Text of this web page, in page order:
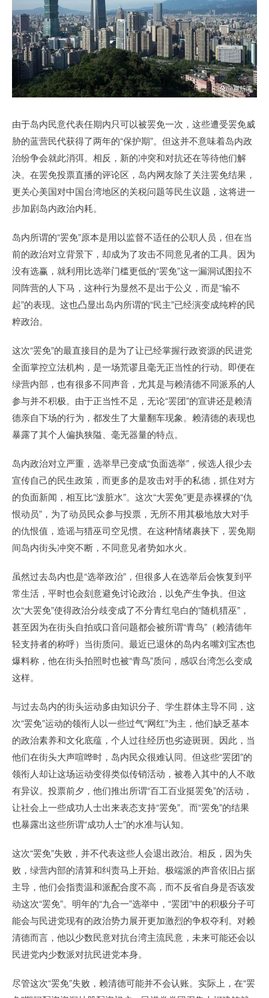
由于岛内民意代表任期内只可以被罢免一次，这些遭受罢免威
胁的蓝营民代获得了两年的“保护期”。但这并不意味着岛内政
治纷争会就此消弭。相反，新的冲突和对抗还在等待他们解
决。在罢免投票直播的评论区，岛内网友除了关注罢免结果，
更关心美国对中国台湾地区的关税问题等民生议题，这将进一
步加剧岛内政治内耗。
岛内所谓的“罢免”原本是用以监督不适任的公职人员，但在当
前的政治对立背景下，却成为了攻击不同意见者的工具。因为
没有选赢，就利用比选举门槛更低的“罢免”这一漏洞试图拉不
同阵营的人下马，这种行为显然不是出于公义，而是“输不
起”的表现。这也凸显出岛内所谓的“民主”已经演变成纯粹的民
粹政治。
这次“罢免”的最直接目的是为了让已经掌握行政资源的民进党
全面掌控立法机构，是一场荒谬且毫无正当性的行动。即便在
绿营内部，也有很多不同声音，尤其是与赖清德不同派系的人
参与并不积极。由于正当性不足，无论“罢团”的宣讲还是赖清
德亲自下场的行为，都发生了大量翻车现象。赖清德的表现也
暴露了其个人偏执狭隘、毫无器量的特点。
岛内政治对立严重，选举早已变成“负面选举”，候选人很少去
宣传自己的民生政策，而更多的是攻击对手的私德，抓住对方
的负面新闻，相互比“泼脏水”。这次“大罢免”更是赤裸裸的“仇
恨动员”，为了动员民众参与投票，无所不用其极地放大对手
的仇恨值，造谣与猎巫司空见惯。在这种情绪裹挟下，罢免期
间岛内街头冲突不断，不同意见者势如水火。
虽然过去岛内也是“选举政治”，但很多人在选举后会恢复到平
常生活，平时也会刻意避免讨论政治，以免产生争执。但这
次“大罢免”使得政治分歧变成了不分青红皂白的“随机猎巫”，
甚至因为在街头自拍或口音问题都会被所谓“青鸟”（赖清德年
轻支持者的称呼）当街质问。最近已退休的岛内名嘴刘宝杰也
爆料称，他在街头拍照时也被“青鸟”质问，感叹台湾怎么变成
这样。
与过去岛内的街头运动多由知识分子、学生群体主导不同，这
次“罢免”运动的领衔人以一些过气“网红”为主，他们缺乏基本
的政治素养和文化底蕴，个人过往经历也劣迹斑斑。因此，当
他们在街头大声喧哗时，岛内民众很难认同。但这些“罢团”的
领衔人却让这场运动变得类似传销活动，被卷入其中的人不敢
有异议。投票前夕，他们推出所谓“百工百业挺罢免”的活动，
让社会上一些成功人士出来表态支持“罢免”。而“罢免”的结果
也暴露出这些所谓“成功人士”的水准与认知。
这次“罢免”失败，并不代表这些人会退出政治。相反，因为失
败，绿营内部的清算和纠责马上开始。极端派的声音依旧占据
主导，他们会指责温和派配合度不高，而不反省自身是否该发
动这次“罢免”。明年的“九合一”选举中，“罢团”中的积极分子可
能会与民进党现有的政治势力展开更加激烈的争权夺利。对赖
清德而言，他以少数民意对抗台湾主流民意，未来可能还会以
民进党内少数派对抗民进党本身。
尽管这次“罢免”失败，赖清德可能并不会认账。实际上，在“罢